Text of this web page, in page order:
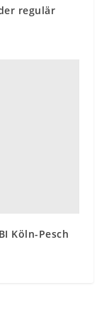
regulär
Köln-Pesch